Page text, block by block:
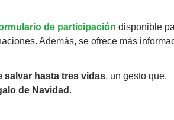
de participación disponible
Además, se ofrece más
salvar hasta tres vidas, un gesto que,
de Navidad .